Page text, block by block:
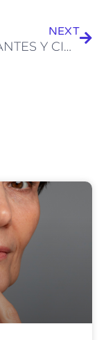
NEXT
“HABITANTES Y CIUDADES”